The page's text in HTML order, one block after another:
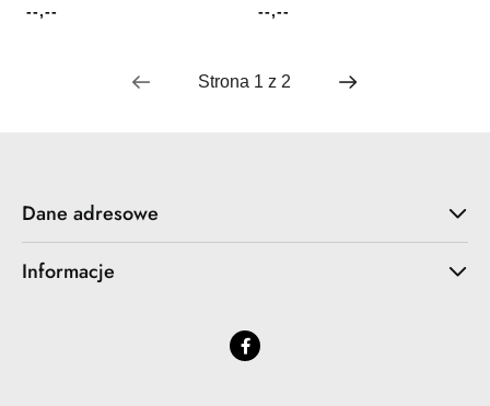
Cena:
--,--
Cena:
--,--
Dane adresowe
Informacje